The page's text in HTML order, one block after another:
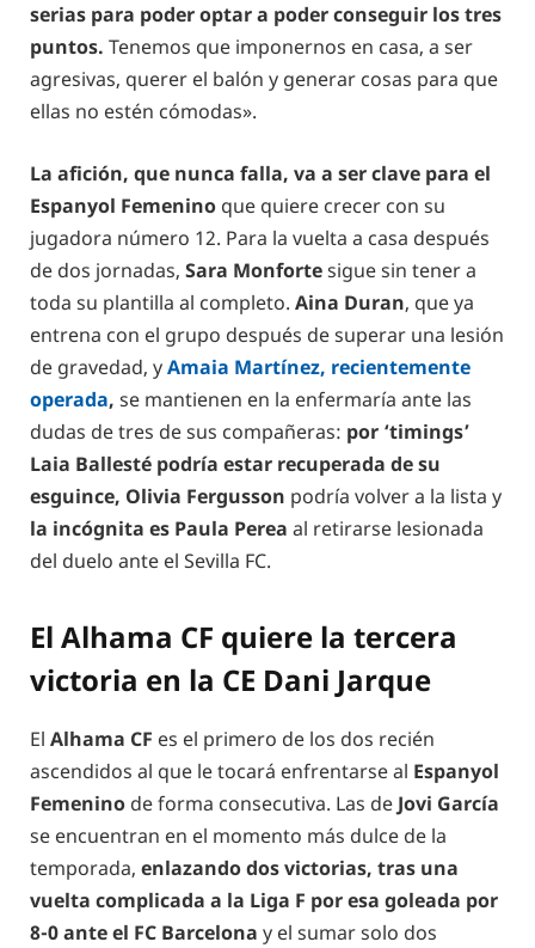
serias para poder optar a poder conseguir los tres
puntos. Tenemos que imponernos en casa, a ser
agresivas, querer el balón y generar cosas para que
ellas no estén cómodas».
La afición, que nunca falla, va a ser clave para el
Espanyol Femenino que quiere crecer con su
jugadora número 12. Para la vuelta a casa después
de dos jornadas, Sara Monfortesigue sin tener a
toda su plantilla al completo. Aina Duran, que ya
entrena con el grupo después de superar una lesión
de gravedad, yAmaia Martínez, recientemente
operada, se mantienen en la enfermaría ante las
dudas de tres de sus compañeras: por ‘timings’
Laia Ballesté podría estar recuperada de su
esguince, Olivia Fergusson podría volver a la lista y
la incógnita es Paula Perea al retirarse lesionada
del duelo ante el Sevilla FC.
El Alhama CF quiere la tercera
victoria en la CE Dani Jarque
El Alhama CF es el primero de los dos recién
ascendidos al que le tocará enfrentarse al Espanyol
Femenino de forma consecutiva. Las de Jovi García
se encuentran en el momento más dulce de la
temporada, enlazando dos victorias, tras una
vuelta complicada a la Liga F por esa goleada por
8-0 ante el FC Barcelona y el sumar solo dos